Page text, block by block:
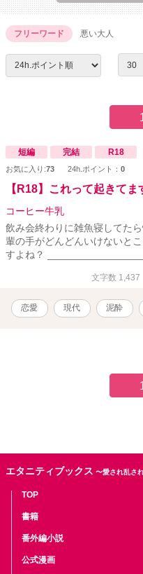
フリーワード 悪い大人
短編 完結 R18
お気に入り:73 24h.ポイント： 0
【R18】これって起きてま
コーヒー牛乳
飲み会終わりに雑魚寝してた
輩の手がどんどんいけないと
すよね？
文字数 1,437
恋愛 現代 泥酔
エタニティブックス 〜愛され乱さ
TOP
書籍
番外編小説
公式漫画